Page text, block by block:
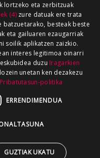
lortzeko eta zerbitzuak
(4)zure datuak ere trata
batzuetarako, besteak beste
eta gailuaren ezaugarriak
soilik aplikatzen zaizkio.
interes legitimoa oinarri
duzu Iragarkien
unetan ken dezakezu
Pribatutasun-politika
ERRENDIMENDUA
GUZTIAK UKATU